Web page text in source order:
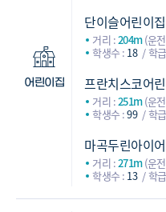
어린이집
단이슬어린이집
거리 :204m(운
학생수 : 18 학
프란치스코어
거리 :251m(운
학생수 :99 학
마곡두린아이
거리 :271m(운
학생수 : 13 학